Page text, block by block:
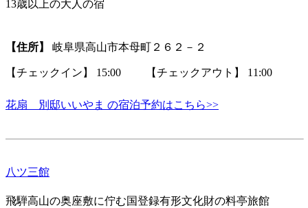
13歳以上の大人の宿
【住所】 岐阜県高山市本母町２６２－２
【チェックイン】 15:00 【チェックアウト】 11:00
花扇 別邸いいやま の宿泊予約はこちら>>
八ツ三館
飛騨高山の奥座敷に佇む国登録有形文化財の料亭旅館